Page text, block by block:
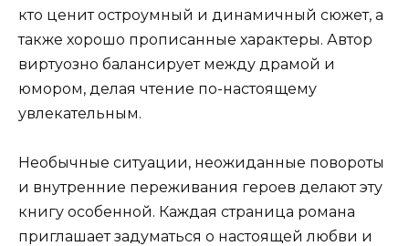
кто ценит остроумный и динамичный сюжет, а
также хорошо прописанные характеры. Автор
виртуозно балансирует между драмой и
юмором, делая чтение по-настоящему
увлекательным.
Необычные ситуации, неожиданные повороты
и внутренние переживания героев делают эту
книгу особенной. Каждая страница романа
приглашает задуматься о настоящей любви и